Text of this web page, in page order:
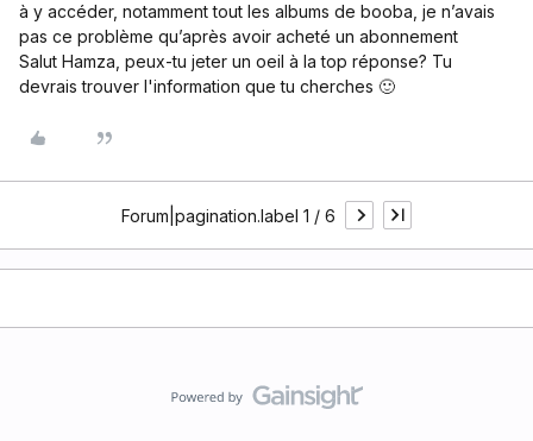
à y accéder, notamment tout les albums de booba, je n’avais
pas ce problème qu’après avoir acheté un abonnement
Salut Hamza, peux-tu jeter un oeil à la top réponse? Tu
devrais trouver l'information que tu cherches 🙂
Forum|pagination.label 1 / 6